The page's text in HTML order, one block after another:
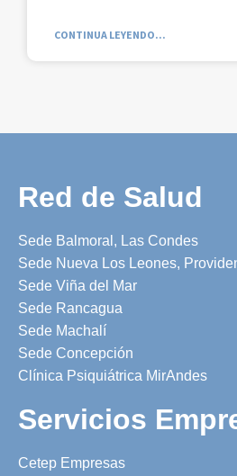
CONTINUA LEYENDO...
Red de Salud
Sede Balmoral, Las Condes
Sede Nueva Los Leones,
Sede Viña del Mar
Sede Rancagua
Sede Machalí
Sede Concepción
Clínica Psiquiátrica MirAndes
Servicios
Cetep Empresas